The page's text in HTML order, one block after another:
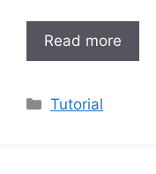
Read more
Categories
Tutorial